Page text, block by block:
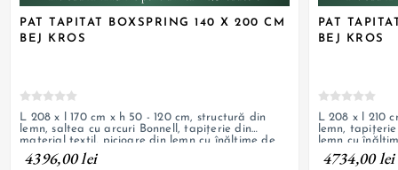
PAT TAPITAT BOXSPRING 140 X 200 CM
BEJ KROS
L 208 x l 170 cm x h 50 - 120 cm, structură din
lemn, saltea cu arcuri Bonnell, tapițerie din
material textil, picioare din lemn cu înălțime de
10 cm
4396,00 lei
PAT
BEJ KROS
L 208 x l 210
lemn,
lemn cu
4734,00 lei